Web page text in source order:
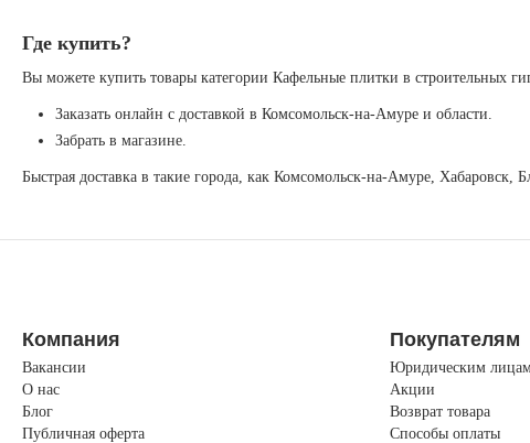
Где купить?
Вы можете купить товары категории Кафельные плитки в строительных
Заказать онлайн с доставкой в Комсомольск-на-Амуре и области.
Забрать в магазине.
Быстрая доставка в такие города, как Комсомольск-на-Амуре,
Компания
Вакансии
О нас
Блог
Публичная оферта
Покупателям
Юридическим
Акции
Возврат товара
Способы оплаты